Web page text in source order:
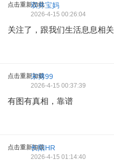
点击重新加载双井宝妈
2026-4-15 00:26:04
关注了，跟我们生活息息相关
点击重新加载
宋博99
2026-4-15 00:37:39
有图有真相，靠谱
点击重新加载
长阳HR
2026-4-15 01:14:40